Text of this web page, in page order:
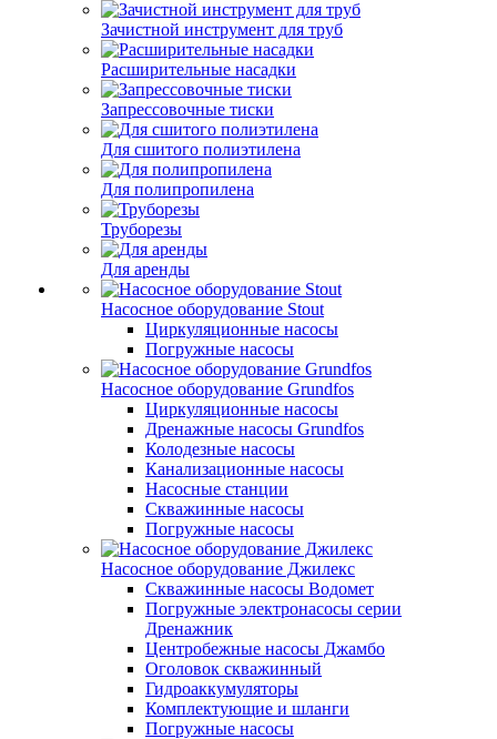
Зачистной инструмент для труб
Расширительные насадки
Запрессовочные тиски
Для сшитого полиэтилена
Для полипропилена
Труборезы
Для аренды
Насосное оборудование Stout
Циркуляционные насосы
Погружные насосы
Насосное оборудование Grundfos
Циркуляционные насосы
Дренажные насосы Grundfos
Колодезные насосы
Канализационные насосы
Насосные станции
Скважинные насосы
Погружные насосы
Насосное оборудование Джилекс
Скважинные насосы Водомет
Погружные электронасосы серии
Дренажник
Центробежные насосы Джамбо
Оголовок скважинный
Гидроаккумуляторы
Комплектующие и шланги
Погружные насосы